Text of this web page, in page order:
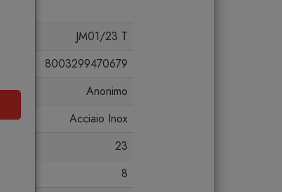
JM01/23 T
8003299470679
Anonimo
Acciaio Inox
23
8